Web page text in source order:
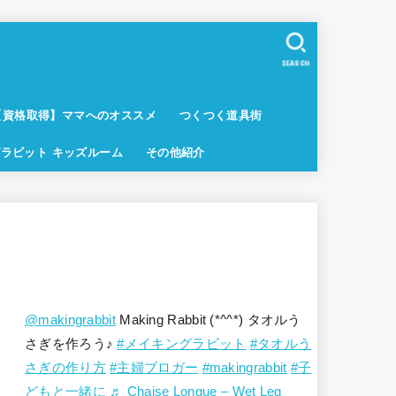
資格取得】ママへのオススメ つくつく道具街
ビット キッズルーム その他紹介
SEARCH
@makingrabbitMaking Rabbit (*^^*) タオルう
さぎを作ろう♪#メイキングラビット #タオルう
さぎの作り方 #主婦ブロガー #makingrabbit #子
どもと一緒に ♬ Chaise Longue – Wet Leg